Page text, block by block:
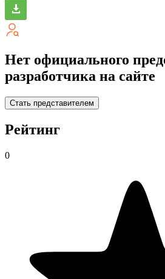
Нет официального
разработчика на сайте
Стать представителем
Рейтинг
0